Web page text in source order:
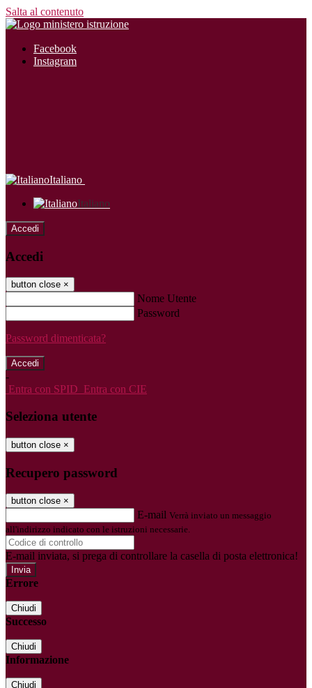
Salta al contenuto
Facebook
Instagram
Italiano
Italiano
Accedi
Accedi
button close ×
Nome Utente
Password
Password dimenticata?
-
Entra con SPID Entra con CIE
Seleziona utente
button close ×
Recupero password
button close ×
E-mail Verrà inviato un messaggio
all'indirizzo indicato con le istruzioni necessarie.
E-mail inviata, si prega di controllare la casella di posta elettronica!
Errore
Chiudi
Successo
Chiudi
Informazione
Chiudi